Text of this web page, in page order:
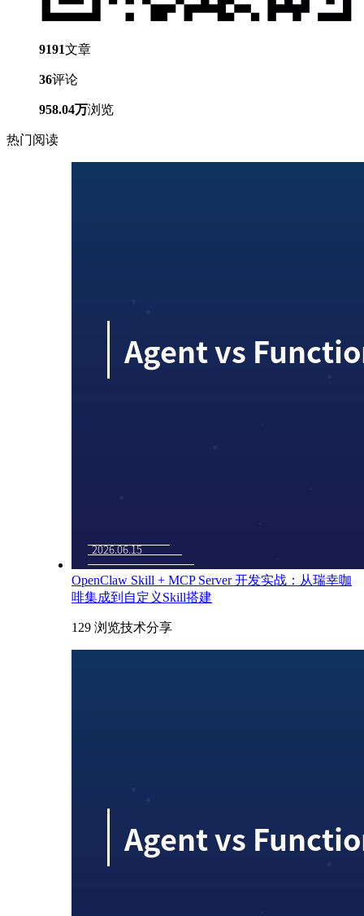
9191文章
36评论
958.04万浏览
热门阅读
OpenClaw Skill + MCP Server 开发实战：从瑞幸咖
啡集成到自定义Skill搭建
129 浏览技术分享